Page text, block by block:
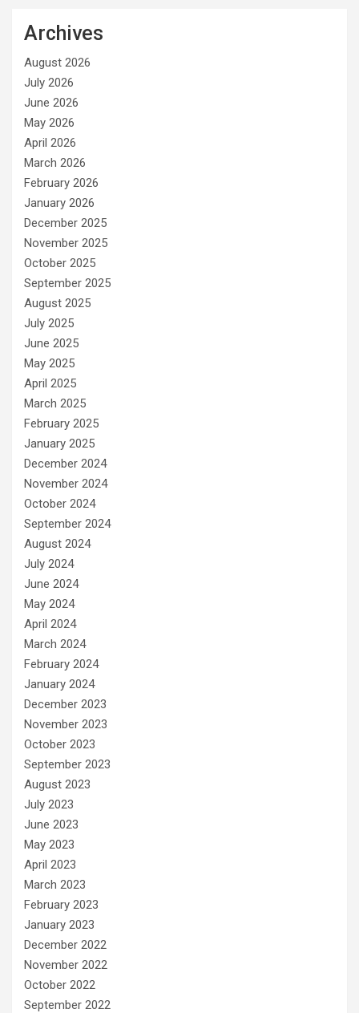
Archives
August 2026
July 2026
June 2026
May 2026
April 2026
March 2026
February 2026
January 2026
December 2025
November 2025
October 2025
September 2025
August 2025
July 2025
June 2025
May 2025
April 2025
March 2025
February 2025
January 2025
December 2024
November 2024
October 2024
September 2024
August 2024
July 2024
June 2024
May 2024
April 2024
March 2024
February 2024
January 2024
December 2023
November 2023
October 2023
September 2023
August 2023
July 2023
June 2023
May 2023
April 2023
March 2023
February 2023
January 2023
December 2022
November 2022
October 2022
September 2022